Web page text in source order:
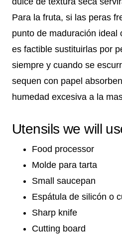
Para la fruta, si las peras
punto de maduración ideal
es factible sustituirlas por
siempre y cuando se
sequen con papel
humedad excesiva a la
Utensils we will
Food processor
Molde para tarta
Small saucepan
Espátula de silicón o
Sharp knife
Cutting board